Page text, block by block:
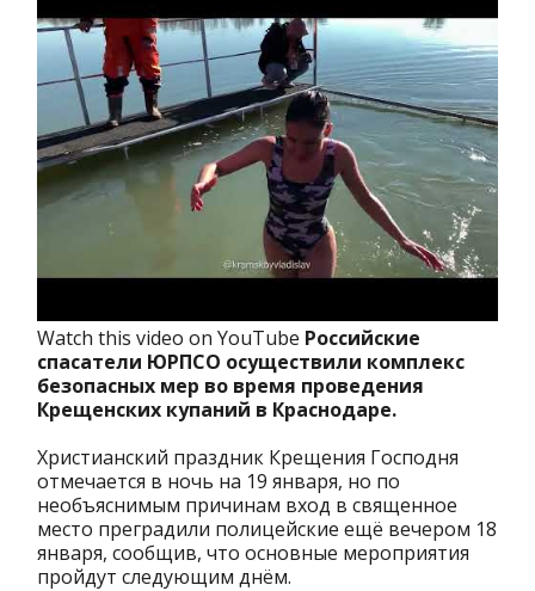
Watch this video on YouTube Российские
спасатели ЮРПСО осуществили комплекс
безопасных мер во время проведения
Крещенских купаний в Краснодаре.
Христианский праздник Крещения Господня
отмечается в ночь на 19 января, но по
необъяснимым причинам вход в священное
место преградили полицейские ещё вечером 18
января, сообщив, что основные мероприятия
пройдут следующим днём.